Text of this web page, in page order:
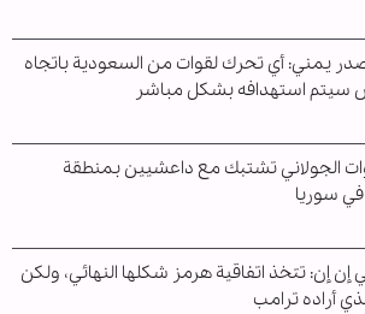
يمني: أي تحرك لقوات من السعودية باتجاه
سيتم استهدافه بشكل مباشر
الجولاني تشتبك مع داعشيين بمنطقة
سوريا
إن إن: تتخذ اتفاقية هرمز شكلها النهائي، ولكن
أراده ترامب